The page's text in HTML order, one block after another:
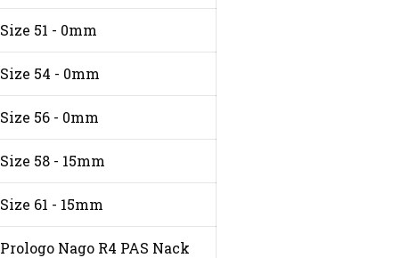
Size 51 - 0mm
Size 54 - 0mm
Size 56 - 0mm
Size 58 - 15mm
Size 61 - 15mm
Prologo Nago R4 PAS Nack